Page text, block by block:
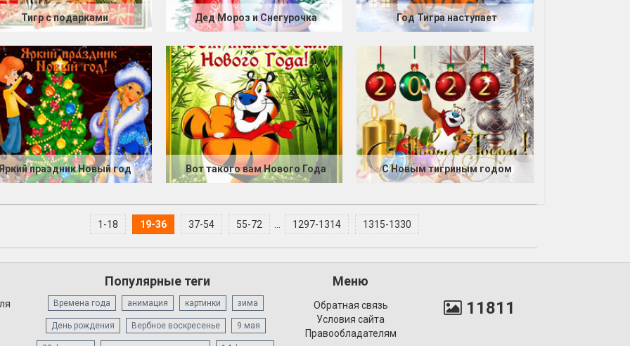
Тигр с подарками Дед Мороз и Снегурочка Год Тигра наступает
праздник Новый год Вот такого вам Нового Года С Новым тигриным годом
1-18 19-36 37-54 55-72 ... 1297-1314 1315-1330
Популярные теги
Времена года анимация картинки зима
День рождения Вербное воскресенье 9 мая
Меню
Обратная связь
Условия сайта
Правообладателям
11811